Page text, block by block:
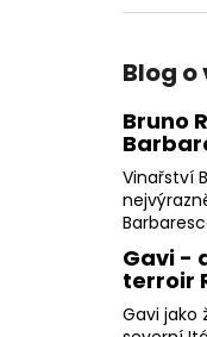
Blog o
Bruno
Vinařství
Gavi -
terroir
Gavi jako